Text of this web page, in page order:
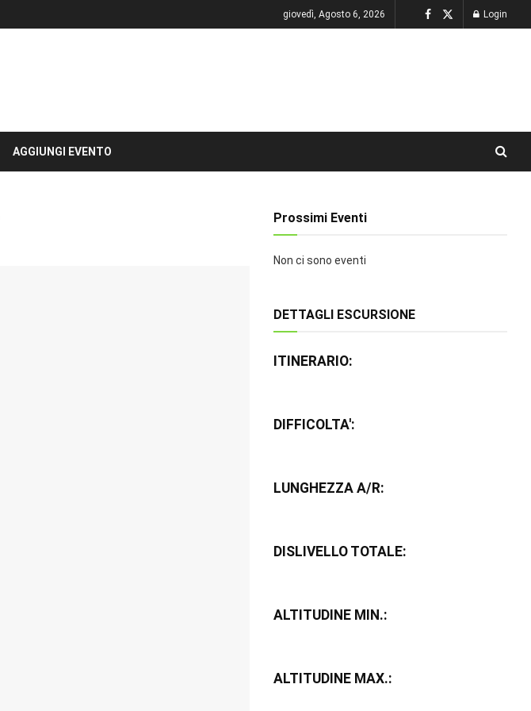
giovedì, Agosto 6, 2026 Login
AGGIUNGI EVENTO
Prossimi Eventi
Non ci sono eventi
DETTAGLI ESCURSIONE
ITINERARIO:
DIFFICOLTA':
LUNGHEZZA A/R:
DISLIVELLO TOTALE:
ALTITUDINE MIN.:
ALTITUDINE MAX.: